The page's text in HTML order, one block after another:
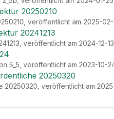
20250210
veröffentlicht am 2025-02-
20241213
veröffentlicht am 2024-12-13
5_5, veröffentlicht am 2023-10-
20250320
20250320, veröffentlicht am